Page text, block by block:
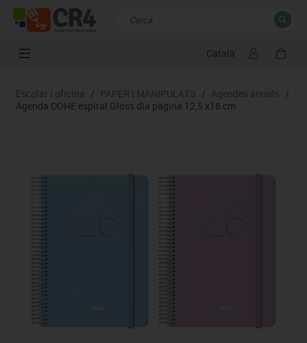
Català
Resultats de la recerca TANCAR
Escolar i oficina / PAPER I MANIPULATS / Agendes anuals /
Agenda DOHE espiral Gloss dia pàgina 12,5 x18 cm